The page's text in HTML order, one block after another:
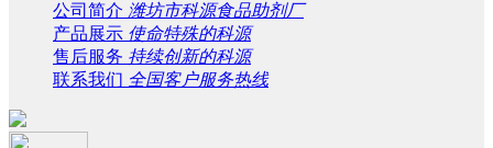
公司简介 潍坊市科源食品助剂厂
产品展示 使命特殊的科源
售后服务 持续创新的科源
联系我们 全国客户服务热线